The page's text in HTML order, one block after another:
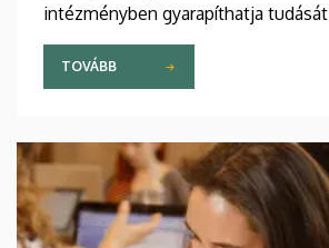
intézményben gyarapíthatja tudását
TOVÁBB